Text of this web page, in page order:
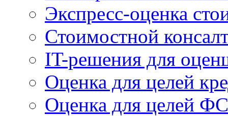
Экспресс-оценка
Стоимостной
IT-решения для
Оценка для целей
Оценка для целей